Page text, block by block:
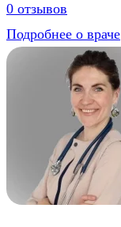
0 отзывов
Подробнее о враче